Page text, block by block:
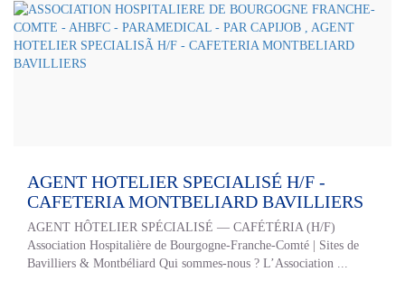
AGENT HOTELIER SPECIALISÉ H/F -
CAFETERIA MONTBELIARD BAVILLIERS
AGENT HÔTELIER SPÉCIALISÉ — CAFÉTÉRIA (H/F)
Association Hospitalière de Bourgogne-Franche-Comté | Sites de
Bavilliers & Montbéliard Qui sommes-nous ? L’Association ...